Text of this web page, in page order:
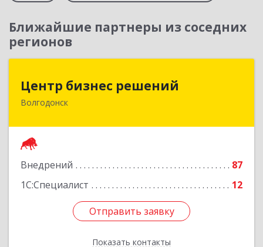
Ближайшие партнеры из соседних
регионов
Центр бизнес решений
Волгодонск
Внедрений
87
1С:Специалист
12
Отправить заявку
Показать контакты
Центр бизнес решений
347375, Ростовская обл, Волгодонск г,
Отправить заявку
Назад